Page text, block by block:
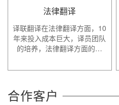
法律翻译
译联翻译在法律翻译方面，10
年来投入成本巨大，译员团队
的培养，法律翻译方面的…
合作客户